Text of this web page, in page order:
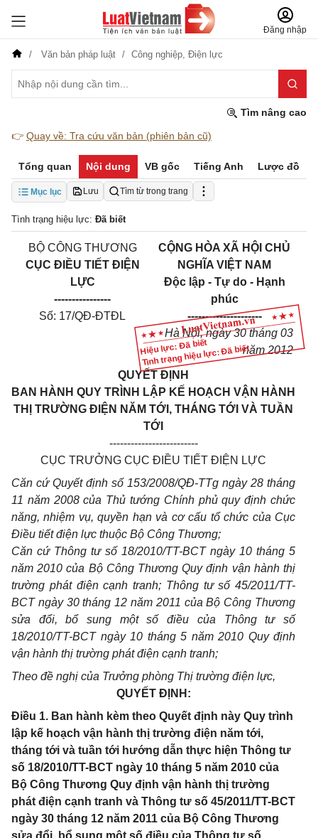
Đăng nhập
Văn bản pháp luật Công nghiệp, Điện lực
Tìm nâng cao
👉 Quay về: Tra cứu văn bản (phiên bản cũ)
Tổng quan Nội dung VB gốc Tiếng Anh Lược đồ
Mục lục Lưu Tìm từ trong trang
Tình trạng hiệu lực: Đã biết
Hiệu lực: Đã biết
Tình trạng hiệu lực: Đã biết
BỘ CÔNG THƯƠNG
CỤC ĐIỀU TIẾT ĐIỆN
LỰC
----------------
Số: 17/QĐ-ĐTĐL
CỘNG HÒA XÃ HỘI CHỦ
NGHĨA VIỆT NAM
Độc lập - Tự do - Hạnh
phúc
---------------------
Hà Nội, ngày 30 tháng 03
năm 2012
QUYẾT ĐỊNH
BAN HÀNH QUY TRÌNH LẬP KẾ HOẠCH VẬN HÀNH
THỊ TRƯỜNG ĐIỆN NĂM TỚI, THÁNG TỚI VÀ TUẦN
TỚI
-------------------------
CỤC TRƯỞNG CỤC ĐIỀU TIẾT ĐIỆN LỰC
Căn cứ Quyết định số 153/2008/QĐ-TTg ngày 28 tháng
11 năm 2008 của Thủ tướng Chính phủ quy định chức
năng, nhiệm vụ, quyền hạn và cơ cấu tổ chức của Cục
Điều tiết điện lực thuộc Bộ Công Thương;
Căn cứ Thông tư số 18/2010/TT-BCT ngày 10 tháng 5
năm 2010 của Bộ Công Thương Quy định vận hành thị
trường phát điện cạnh tranh; Thông tư số 45/2011/TT-
BCT ngày 30 tháng 12 năm 2011 của Bộ Công Thương
sửa đổi, bổ sung một số điều của Thông tư số
18/2010/TT-BCT ngày 10 tháng 5 năm 2010 Quy định
vận hành thị trường phát điện cạnh tranh;
Theo đề nghị của Trưởng phòng Thị trường điện lực,
QUYẾT ĐỊNH:
Điều 1. Ban hành kèm theo Quyết định này Quy trình
lập kế hoạch vận hành thị trường điện năm tới,
tháng tới và tuần tới hướng dẫn thực hiện Thông tư
số 18/2010/TT-BCT ngày 10 tháng 5 năm 2010 của
Bộ Công Thương Quy định vận hành thị trường
phát điện cạnh tranh và Thông tư số 45/2011/TT-BCT
ngày 30 tháng 12 năm 2011 của Bộ Công Thương
sửa đổi, bổ sung một số điều của Thông tư số